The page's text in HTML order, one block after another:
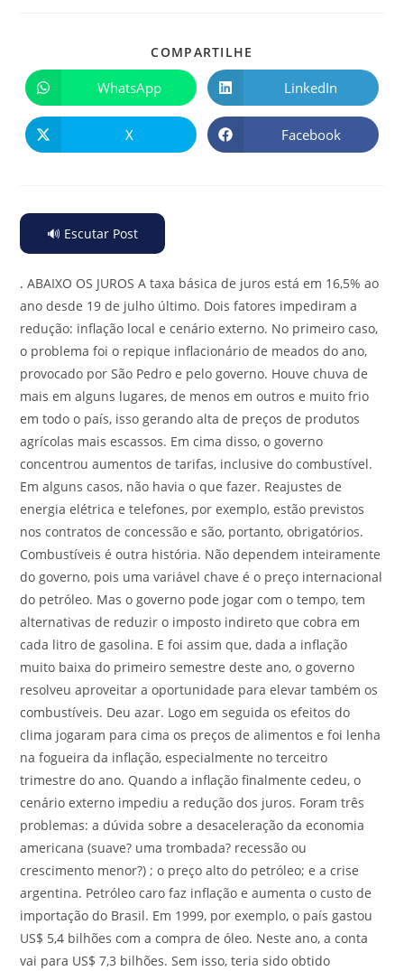
COMPARTILHE
WhatsApp LinkedIn
X Facebook
🔊 Escutar Post
. ABAIXO OS JUROS A taxa básica de juros está em 16,5% ao
ano desde 19 de julho último. Dois fatores impediram a
redução: inflação local e cenário externo. No primeiro caso,
o problema foi o repique inflacionário de meados do ano,
provocado por São Pedro e pelo governo. Houve chuva de
mais em alguns lugares, de menos em outros e muito frio
em todo o país, isso gerando alta de preços de produtos
agrícolas mais escassos. Em cima disso, o governo
concentrou aumentos de tarifas, inclusive do combustível.
Em alguns casos, não havia o que fazer. Reajustes de
energia elétrica e telefones, por exemplo, estão previstos
nos contratos de concessão e são, portanto, obrigatórios.
Combustíveis é outra história. Não dependem inteiramente
do governo, pois uma variável chave é o preço internacional
do petróleo. Mas o governo pode jogar com o tempo, tem
alternativas de reduzir o imposto indireto que cobra em
cada litro de gasolina. E foi assim que, dada a inflação
muito baixa do primeiro semestre deste ano, o governo
resolveu aproveitar a oportunidade para elevar também os
combustíveis. Deu azar. Logo em seguida os efeitos do
clima jogaram para cima os preços de alimentos e foi lenha
na fogueira da inflação, especialmente no terceitro
trimestre do ano. Quando a inflação finalmente cedeu, o
cenário externo impediu a redução dos juros. Foram três
problemas: a dúvida sobre a desaceleração da economia
americana (suave? uma trombada? recessão ou
crescimento menor?) ; o preço alto do petróleo; e a crise
argentina. Petróleo caro faz inflação e aumenta o custo de
importação do Brasil. Em 1999, por exemplo, o país gastou
US$ 5,4 bilhões com a compra de óleo. Neste ano, a conta
vai para US$ 7,3 bilhões. Sem isso, teria sido obtido